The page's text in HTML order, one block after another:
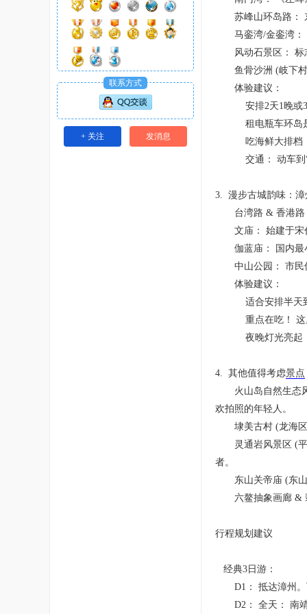
联系方式
+ 关注 发消息
苏峰山环岛路： 东
马銮湾/金銮湾：
风动石景区： 标志
鱼骨沙洲 (岐下村)
体验建议：
安排2天1晚或3
租电瓶车环岛是
吃海鲜大排档（
交通： 动车到“云
3. 漫步古城韵味：
台湾路 & 香港路：
文庙： 始建于宋
伽蓝庙： 国内最
中山公园： 市民
体验建议：
适合安排半天到
重点在吃！ 这里
夜晚灯光亮起，
4. 其他值得考虑景点
火山岛自然生态风
欢拍照的年轻人。
埭美古村 (龙海区)
灵通岩风景区 (平
者。
东山关帝庙 (东山
六鳌抽象画廊 & 翡
行程规划建议
经典3日游：
D1： 抵达漳州。
D2： 全天： 南靖